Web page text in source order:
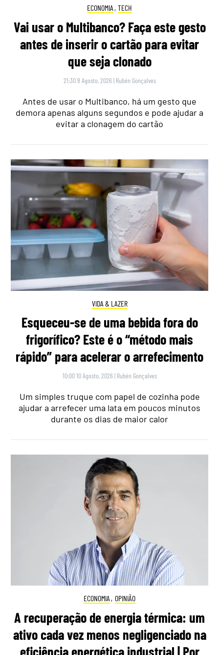
ECONOMIA , TECH
Vai usar o Multibanco? Faça este gesto
antes de inserir o cartão para evitar
que seja clonado
21:30 8 Agosto, 2026 | Rubén Gonçalves
Antes de usar o Multibanco, há um gesto que
demora apenas alguns segundos e pode ajudar a
evitar a clonagem do cartão
VIDA & LAZER
Esqueceu-se de uma bebida fora do
frigorífico? Este é o “método mais
rápido” para acelerar o arrefecimento
10:00 10 Agosto, 2026 | Rubén Gonçalves
Um simples truque com papel de cozinha pode
ajudar a arrefecer uma lata em poucos minutos
durante os dias de maior calor
ECONOMIA , OPINIÃO
A recuperação de energia térmica: um
ativo cada vez menos negligenciado na
eficiência energética industrial | Por